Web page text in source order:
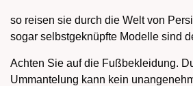
so reisen sie durch die Welt von
sogar selbstgeknüpfte Modelle sind
Achten Sie auf die Fußbekleidung.
Ummantelung kann kein